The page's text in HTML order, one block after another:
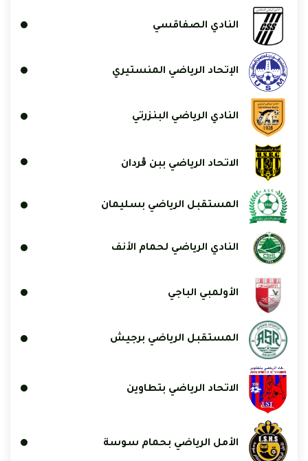
النادي الصفاقسي
الإتحاد الرياضي المنستيري
النادي الرياضي البنزرتي
الاتحاد الرياضي ببن ڨردان
المستقبل الرياضي بسليمان
النادي الرياضي لحمام الأنف
الأولمبي الباجي
المستقبل الرياضي برجيش
الاتحاد الرياضي بتطاوين
الأمل الرياضي بحمام سوسة